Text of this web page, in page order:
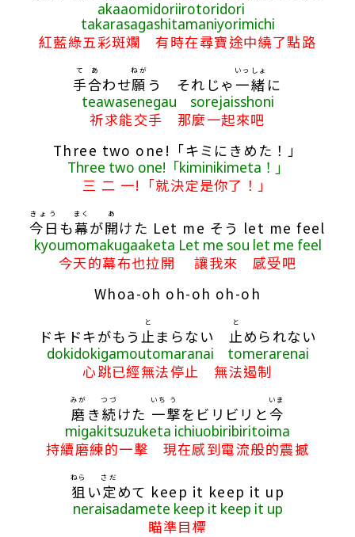
akaaomidoriirotoridori
takarasagashitamaniyorimichi
紅藍綠五彩斑斕 有時在尋寶途中繞了點路
手
て
合
あ
わせ願
ねが
う それじゃ 一緒
いっしょ
に
teawasenegau sorejaisshoni
祈求能交手 那麼一起來吧
Three two one!「キミにきめた！」
Three two one!「kiminikimeta！」
三 二 一!「就決定是你了！」
今日
きょう
も幕
まく
が開
あ
けた Let me そう let me feel
kyoumomakugaaketa Let me sou let me feel
今天的幕布也拉開 讓我來 感受吧
Whoa-oh oh-oh oh-oh
ドキドキがもう 止
と
まらない 止
と
められない
dokidokigamoutomaranai tomerarenai
心跳已經無法停止 無法遏制
磨
みが
き続
つづ
けた 一
いち
撃
う
をビリビリと今
いま
migakitsuzuketa ichiuobiribiritoima
持續磨練的一擊 現在感到電流般的震撼
狙
ねら
い定
さだ
めて keep it keep it up
neraisadamete keep it keep it up
瞄準目標